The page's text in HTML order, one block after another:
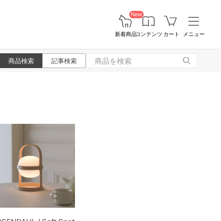
New
新着商品コンテンツ カート メニュー
商品検索 記事検索